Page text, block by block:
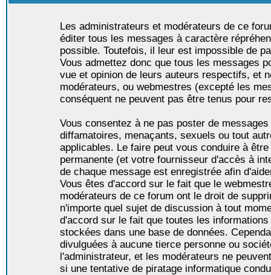
Les administrateurs et modérateurs de ce
éditer tous les messages à caractère
possible. Toutefois, il leur est impossible de
Vous admettez donc que tous les messages
vue et opinion de leurs auteurs respectifs, et
modérateurs, ou webmestres (excepté les
conséquent ne peuvent pas être tenus pour
Vous consentez à ne pas poster de
diffamatoires, menaçants, sexuels ou tout
applicables. Le faire peut vous conduire à
permanente (et votre fournisseur d'accès à
de chaque message est enregistrée afin
Vous êtes d'accord sur le fait que le
modérateurs de ce forum ont le droit de
n'importe quel sujet de discussion à tout
d'accord sur le fait que toutes les
stockées dans une base de données.
divulguées à aucune tierce personne ou
l'administrateur, et les modérateurs ne
si une tentative de piratage informatique